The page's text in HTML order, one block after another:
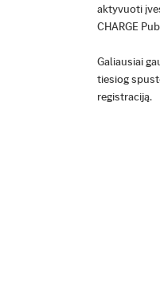
aktyvuoti
CHARGE
Galiausiai
tiesiog
registraciją.